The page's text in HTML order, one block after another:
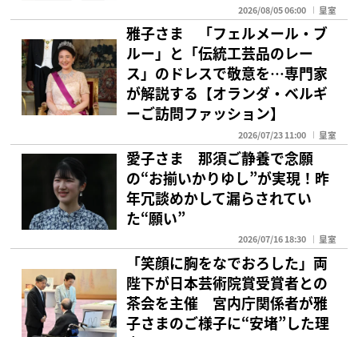
2026/08/05 06:00 皇室
雅子さま 「フェルメール・ブ
ルー」と「伝統工芸品のレー
ス」のドレスで敬意を…専門家
が解説する【オランダ・ベルギ
ーご訪問ファッション】
2026/07/23 11:00 皇室
愛子さま 那須ご静養で念願
の“お揃いかりゆし”が実現！昨
年冗談めかして漏らされてい
た“願い”
2026/07/16 18:30 皇室
「笑顔に胸をなでおろした」両
陛下が日本芸術院賞受賞者との
茶会を主催 宮内庁関係者が雅
子さまのご様子に“安堵”した理